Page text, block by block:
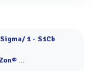
Sigma/ 1 - S1Cb